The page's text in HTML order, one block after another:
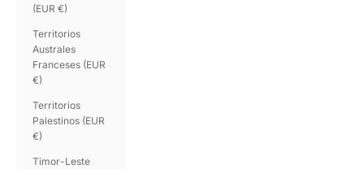
(EUR €)
Territorios
Australes
Franceses (EUR
€)
Territorios
Palestinos (EUR
€)
Timor-Leste